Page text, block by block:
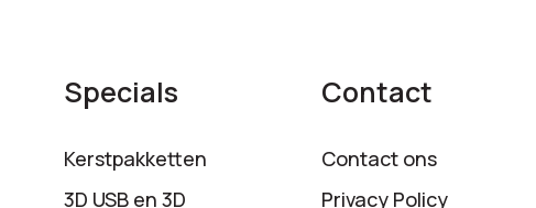
Specials
Kerstpakketten
3D USB en 3D
Contact
Contact ons
Privacy Policy